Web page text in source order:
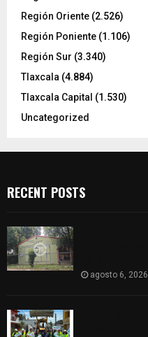
Región Oriente (2.526)
Región Poniente (1.106)
Región Sur (3.340)
Tlaxcala (4.884)
Tlaxcala Capital (1.530)
Uncategorized
RECENT POSTS
agosto 6, 2026